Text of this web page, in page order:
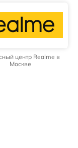
центр Realme в
Москве